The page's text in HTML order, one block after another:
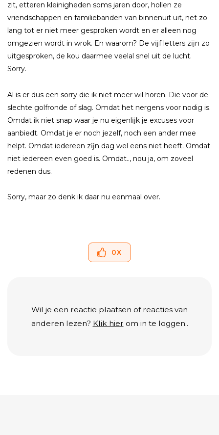
zit, etteren kleinigheden soms jaren door, hollen ze
vriendschappen en familiebanden van binnenuit uit, net zo
lang tot er niet meer gesproken wordt en er alleen nog
omgezien wordt in wrok. En waarom? De vĳf letters zĳn zo
uitgesproken, de kou daarmee veelal snel uit de lucht.
Sorry.
Al is er dus een sorry die ik niet meer wil horen. Die voor de
slechte golfronde of slag. Omdat het nergens voor nodig is.
Omdat ik niet snap waar je nu eigenlĳk je excuses voor
aanbiedt. Omdat je er noch jezelf, noch een ander mee
helpt. Omdat iedereen zĳn dag wel eens niet heeft. Omdat
niet iedereen even goed is. Omdat.., nou ja, om zoveel
redenen dus.
Sorry, maar zo denk ik daar nu eenmaal over.
0X
Wil je een reactie plaatsen of reacties van
anderen lezen? Klik hier om in te loggen..